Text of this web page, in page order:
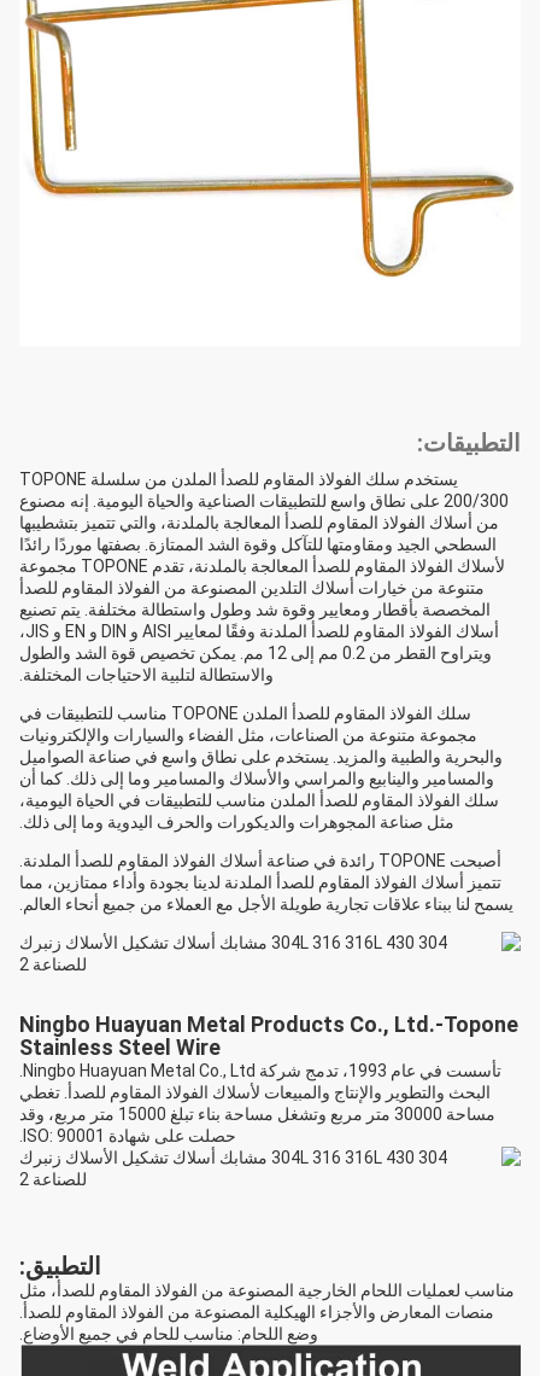
التطبيقات:
يستخدم سلك الفولاذ المقاوم للصدأ الملدن من سلسلة TOPONE
200/300 على نطاق واسع للتطبيقات الصناعية والحياة اليومية. إنه مصنوع
من أسلاك الفولاذ المقاوم للصدأ المعالجة بالملدنة، والتي تتميز بتشطيبها
السطحي الجيد ومقاومتها للتآكل وقوة الشد الممتازة. بصفتها موردًا رائدًا
لأسلاك الفولاذ المقاوم للصدأ المعالجة بالملدنة، تقدم TOPONE مجموعة
متنوعة من خيارات أسلاك التلدين المصنوعة من الفولاذ المقاوم للصدأ
المخصصة بأقطار ومعايير وقوة شد وطول واستطالة مختلفة. يتم تصنيع
أسلاك الفولاذ المقاوم للصدأ الملدنة وفقًا لمعايير AISI و DIN و EN و JIS،
ويتراوح القطر من 0.2 مم إلى 12 مم. يمكن تخصيص قوة الشد والطول
والاستطالة لتلبية الاحتياجات المختلفة.
سلك الفولاذ المقاوم للصدأ الملدن TOPONE مناسب للتطبيقات في
مجموعة متنوعة من الصناعات، مثل الفضاء والسيارات والإلكترونيات
والبحرية والطبية والمزيد. يستخدم على نطاق واسع في صناعة الصواميل
والمسامير والينابيع والمراسي والأسلاك والمسامير وما إلى ذلك. كما أن
سلك الفولاذ المقاوم للصدأ الملدن مناسب للتطبيقات في الحياة اليومية،
مثل صناعة المجوهرات والديكورات والحرف اليدوية وما إلى ذلك.
أصبحت TOPONE رائدة في صناعة أسلاك الفولاذ المقاوم للصدأ الملدنة.
تتميز أسلاك الفولاذ المقاوم للصدأ الملدنة لدينا بجودة وأداء ممتازين، مما
يسمح لنا ببناء علاقات تجارية طويلة الأجل مع العملاء من جميع أنحاء العالم.
Ningbo Huayuan Metal Products Co., Ltd.-Topone
Stainless Steel Wire
البحث والتطوير والإنتاج والمبيعات لأسلاك الفولاذ المقاوم للصدأ. تغطي
مساحة 30000 متر مربع وتشغل مساحة بناء تبلغ 15000 متر مربع، وقد
حصلت على شهادة ISO: 90001.
التطبيق:
مناسب لعمليات اللحام الخارجية المصنوعة من الفولاذ المقاوم للصدأ، مثل
منصات المعارض والأجزاء الهيكلية المصنوعة من الفولاذ المقاوم للصدأ.
وضع اللحام: مناسب للحام في جميع الأوضاع.